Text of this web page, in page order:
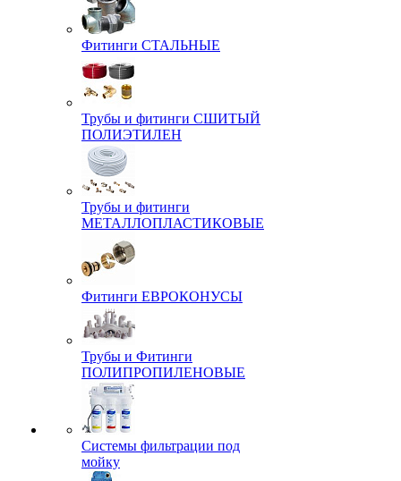
Фитинги СТАЛЬНЫЕ
Трубы и фитинги СШИТЫЙ
ПОЛИЭТИЛЕН
Трубы и фитинги
МЕТАЛЛОПЛАСТИКОВЫЕ
Фитинги ЕВРОКОНУСЫ
Трубы и Фитинги
ПОЛИПРОПИЛЕНОВЫЕ
Системы фильтрации под
мойку